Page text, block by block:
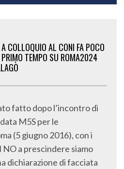
COLLOQUIO AL CONI FA POCO
TEMPO SU ROMA2024
fatto dopo l’incontro di
M5S per le
(5 giugno 2016), con i
a prescindere siamo
dichiarazione di facciata